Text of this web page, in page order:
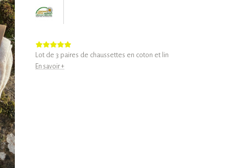
Lot de 3 paires de chaussettes en coton et lin
En savoir +